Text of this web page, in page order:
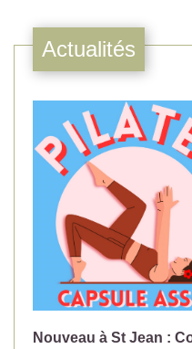
Actualités
Nouveau à St Jean :